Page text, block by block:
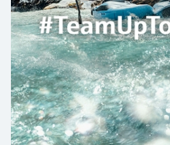
製品ツール
製品ファインダ
製品の特性から、製品を検索できま
製品選定ツール『Applicator
放射線式レベル計
パドル式レベルスイッチ
サーボ式レベル計
機械式レベル計
よび変換器
汚泥界面センサおよび変換器
栄養塩測定用アナライザ &
金属測定用アナライザ
マルチポイント温度計
製品一覧
製品一覧
視程測定装置
overheight detectors（車両
超過検出器）
製品一覧
ョン
すべての業界の注目
産業市場向けの持続可能性
ーション
からお選びください。